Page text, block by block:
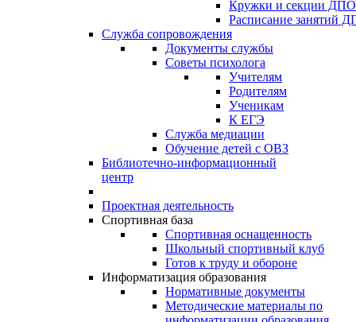
Кружки и секции
Расписание занятий
Служба сопровождения
Документы службы
Советы психолога
Учителям
Родителям
Ученикам
К ЕГЭ
Служба медиации
Обучение детей с ОВЗ
Библиотечно-информационный
центр
Проектная деятельность
Спортивная база
Спортивная оснащенность
Школьный спортивный клуб
Готов к труду и обороне
Информатизация образования
Нормативные документы
Методические материалы по